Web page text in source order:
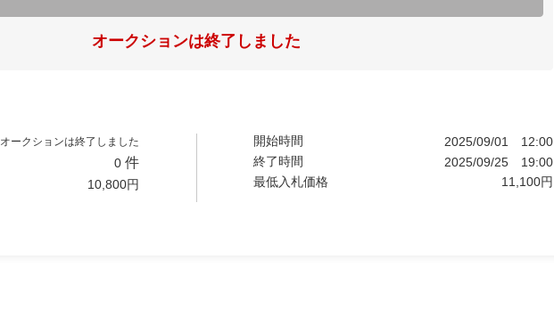
オークションは終了しました
オークションは終了しました
0 件
10,800円
開始時間 2025/09/01
12:00
終了時間
2025/09/25
19:00
最低入札価格
11,100円